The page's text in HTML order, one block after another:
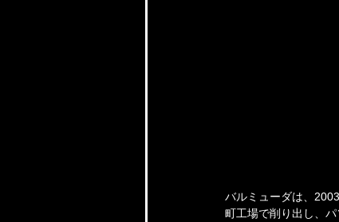
バルミューダは、
町工場で削り出し、